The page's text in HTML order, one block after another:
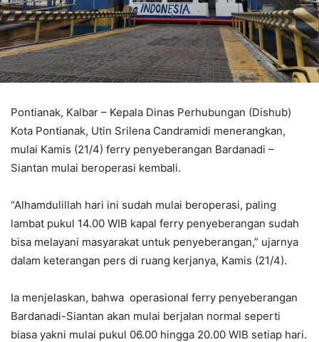
Pontianak, Kalbar – Kepala Dinas Perhubungan (Dishub)
Kota Pontianak, Utin Srilena Candramidi menerangkan,
mulai Kamis (21/4) ferry penyeberangan Bardanadi –
Siantan mulai beroperasi kembali.
“Alhamdulillah hari ini sudah mulai beroperasi, paling
lambat pukul 14.00 WIB kapal ferry penyeberangan sudah
bisa melayani masyarakat untuk penyeberangan,” ujarnya
dalam keterangan pers di ruang kerjanya, Kamis (21/4).
Ia menjelaskan, bahwa operasional ferry penyeberangan
Bardanadi-Siantan akan mulai berjalan normal seperti
biasa yakni mulai pukul 06.00 hingga 20.00 WIB setiap hari.